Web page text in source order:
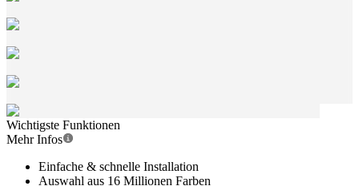
Wichtigste Funktionen
Mehr Infos
Einfache & schnelle Installation
Auswahl aus 16 Millionen Farben